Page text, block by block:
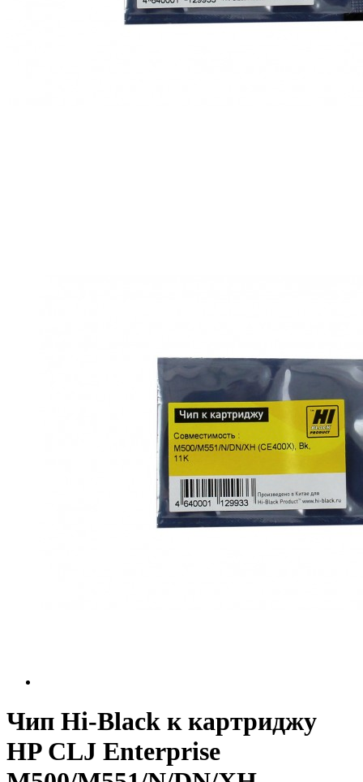
Чип Hi-Black к картриджу
HP CLJ Enterprise